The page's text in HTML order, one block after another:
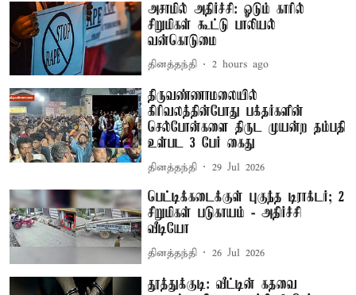
அசாமில் அதிர்ச்சி: ஓடும் காரில்
சிறுமிகள் கூட்டு பாலியல்
வன்கொடுமை
தினத்தந்தி 2 hours ago
திருவண்ணாமலையில்
கிரிவலத்தின்போது பக்தர்களின்
செல்போன்களை திருட முயன்ற தம்பதி
உள்பட 3 பேர் கைது
தினத்தந்தி 29 Jul 2026
பெட்டிக்கடைக்குள் புகுந்த டிராக்டர்; 2
சிறுமிகள் படுகாயம் - அதிர்ச்சி
வீடியோ
தினத்தந்தி 26 Jul 2026
தூத்துக்குடி: வீட்டின் கதவை